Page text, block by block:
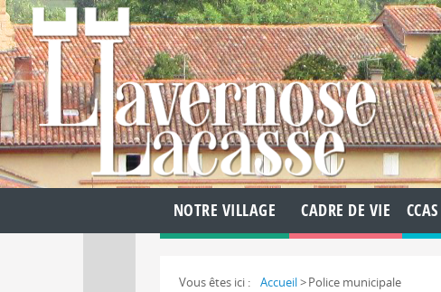
NOTRE VILLAGE CADRE DE VIE CCAS
Vous êtes ici : Accueil>Police municipale